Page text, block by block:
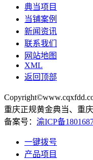
典当项目
当铺案例
新闻资讯
联系我们
网站地图
XML
返回顶部
重庆正规黄金典当、重
备案号： 渝ICP备
一键拨号
产品项目